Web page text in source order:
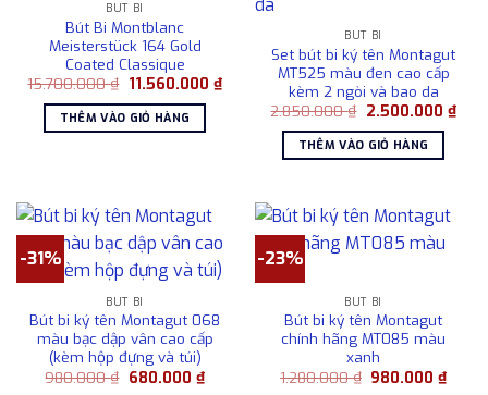
BÚT BI
Bút Bi Montblanc
Meisterstück 164 Gold
Coated Classique
15.700.000₫ Giá
là:
15.700.000 ₫.
11.560.000 ₫Giá
11.560.000 ₫.
THÊM VÀO GIỎ HÀNG
BÚT BI
Set bút bi ký tên Montagut
MT525 màu đen cao cấp
kèm 2 ngòi và bao da
2.850.000₫ Giá
là:
2.850.000 ₫.
2.500.000 ₫Giá
THÊM VÀO GIỎ HÀNG
-31%
BÚT BI
Bút bi ký tên Montagut 068
màu bạc dập vân cao cấp
(kèm hộp đựng và túi)
980.000₫ Giá
680.000 ₫Giá
hiện
-23%
BÚT BI
Bút bi ký tên Montagut
chính hãng MT085 màu
xanh
1.280.000₫ Giá
980.000₫Giá
hiện